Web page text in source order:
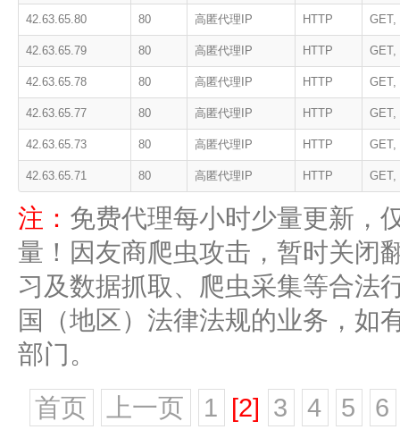
42.63.65.80 80 高匿代理IP HTTP GET,
42.63.65.79 80 高匿代理IP HTTP GET,
42.63.65.78 80 高匿代理IP HTTP GET,
42.63.65.77 80 高匿代理IP HTTP GET,
42.63.65.73 80 高匿代理IP HTTP GET,
42.63.65.71 80 高匿代理IP HTTP GET,
注： 免费代理每小时少量更新，
量！因友商爬虫攻击，暂时关闭
习及数据抓取、爬虫采集等合法
国（地区）法律法规的业务，如
部门。
首页
上一页 1 [2] 3 4 5 6